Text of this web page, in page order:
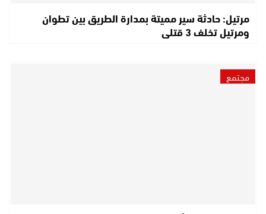
مرتيل: حادثة سير مميتة بمدارة الطريق بين تطوان
ومرتيل تخلف 3 قتلى
مجتمع